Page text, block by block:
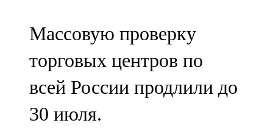
102,1 FM
Мамадыш
106,2 FM
Минзәлә
Массовую проверку
торговых центров по
всей России продлили до
30 июля.